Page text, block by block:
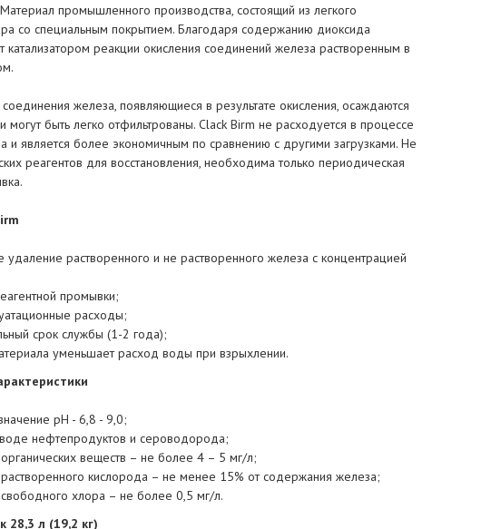
промышленного производства, состоящий из легкого
со специальным покрытием. Благодаря содержанию диоксида
катализатором реакции окисления соединений железа растворенным в
железа, появляющиеся в результате окисления, осаждаются
могут быть легко отфильтрованы. Clack Birm не расходуется в процессе
и является более экономичным по сравнению с другими загрузками. Не
реагентов для восстановления, необходима только периодическая
удаление растворенного и не растворенного железа с концентрацией
промывки;
расходы;
срок службы (1-2 года);
уменьшает расход воды при взрыхлении.
рН - 6,8 - 9,0;
воде нефтепродуктов и сероводорода;
веществ – не более 4 – 5 мг/л;
кислорода – не менее 15% от содержания железа;
хлора – не более 0,5 мг/л.
28,3 л (19,2 кг)